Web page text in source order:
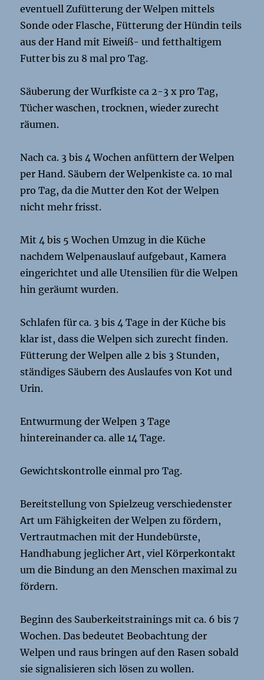
eventuell Zufütterung der Welpen mittels
Sonde oder Flasche, Fütterung der Hündin teils
aus der Hand mit Eiweiß- und fetthaltigem
Futter bis zu 8 mal pro Tag.
Säuberung der Wurfkiste ca 2-3 x pro Tag,
Tücher waschen, trocknen, wieder zurecht
räumen.
Nach ca. 3 bis 4 Wochen anfüttern der Welpen
per Hand. Säubern der Welpenkiste ca. 10 mal
pro Tag, da die Mutter den Kot der Welpen
nicht mehr frisst.
Mit 4 bis 5 Wochen Umzug in die Küche
nachdem Welpenauslauf aufgebaut, Kamera
eingerichtet und alle Utensilien für die Welpen
hin geräumt wurden.
Schlafen für ca. 3 bis 4 Tage in der Küche bis
klar ist, dass die Welpen sich zurecht finden.
Fütterung der Welpen alle 2 bis 3 Stunden,
ständiges Säubern des Auslaufes von Kot und
Urin.
Entwurmung der Welpen 3 Tage
hintereinander ca. alle 14 Tage.
Gewichtskontrolle einmal pro Tag.
Bereitstellung von Spielzeug verschiedenster
Art um Fähigkeiten der Welpen zu fördern,
Vertrautmachen mit der Hundebürste,
Handhabung jeglicher Art, viel Körperkontakt
um die Bindung an den Menschen maximal zu
fördern.
Beginn des Sauberkeitstrainings mit ca. 6 bis 7
Wochen. Das bedeutet Beobachtung der
Welpen und raus bringen auf den Rasen sobald
sie signalisieren sich lösen zu wollen.